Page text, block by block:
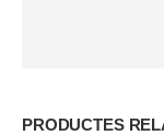
PRODUCTES